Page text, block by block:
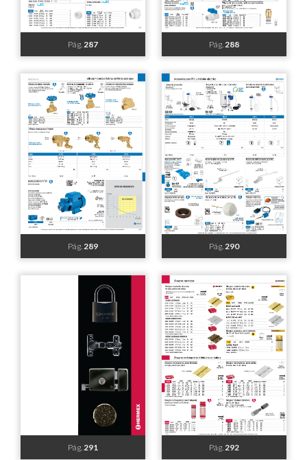
Pág.279 Pág.280
Pág.281 Pág.282
Pág.283 Pág.284